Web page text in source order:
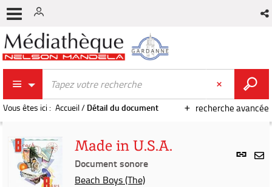
recherche avancée
Vous êtes ici : Accueil/ Détail du document
Lien
Made in U.S.A.
Document sonore
Beach Boys (The)